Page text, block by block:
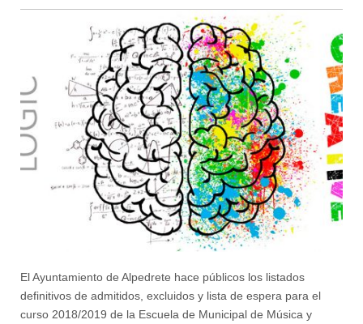
El Ayuntamiento de Alpedrete hace públicos los listados
definitivos de admitidos, excluidos y lista de espera para el
curso 2018/2019 de la Escuela de Municipal de Música y